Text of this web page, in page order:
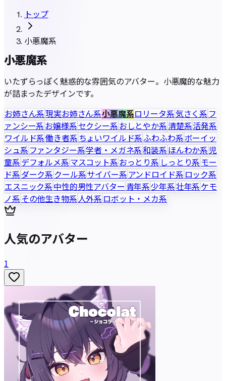
トップ
小悪魔系
小悪魔系
いたずらっぽく魅惑的な雰囲気のアバター。小悪魔的な魅力
が詰まったデザインです。
お姉さん系現実お姉さん系小悪魔系ロリータ系気さく系 フ
ァンシー系お嬢様系セクシー系おしとやか系清楚系活発系
ワイルド系働き者系 ちょいワイルド系ふわふわ系ボーイッ
シュ系 ファンタジー系学者・メガネ系和装系ほんわか系 児
童系デフォルメ系マスコット系おっとり系 しっとり系 モー
ド系ダーク系クール系サイバー系アンドロイド系 ロック系
エスニック系中性的男性アバター 青年系少年系壮年系ケモ
ノ系その他生き物系人外系 ロボット・メカ系
人気のアバター
1